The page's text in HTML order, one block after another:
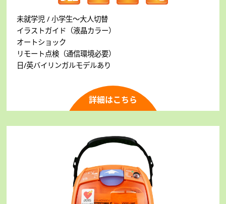
未就学児 / 小学生～大人切替
イラストガイド（液晶カラー）
オートショック
リモート点検（通信環境必要）
日/英バイリンガルモデルあり
詳細はこちら